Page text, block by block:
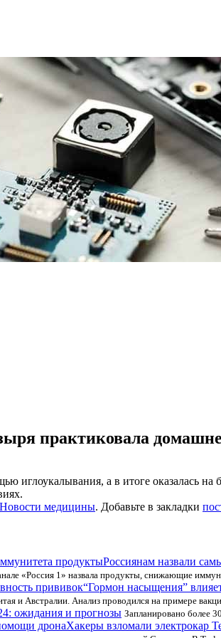
практиковала
иглоукалывания, а в итоге оказалась
Новости медицины. Добавьте в закладки
Россиянам назвали
«Россия 1» назвала продукты, снижающие
“Гормон насыщения”
и Австралии. Анализ проводился на примере
ожидания и прогнозы Запланировано более
Хакеры взломали электрокар